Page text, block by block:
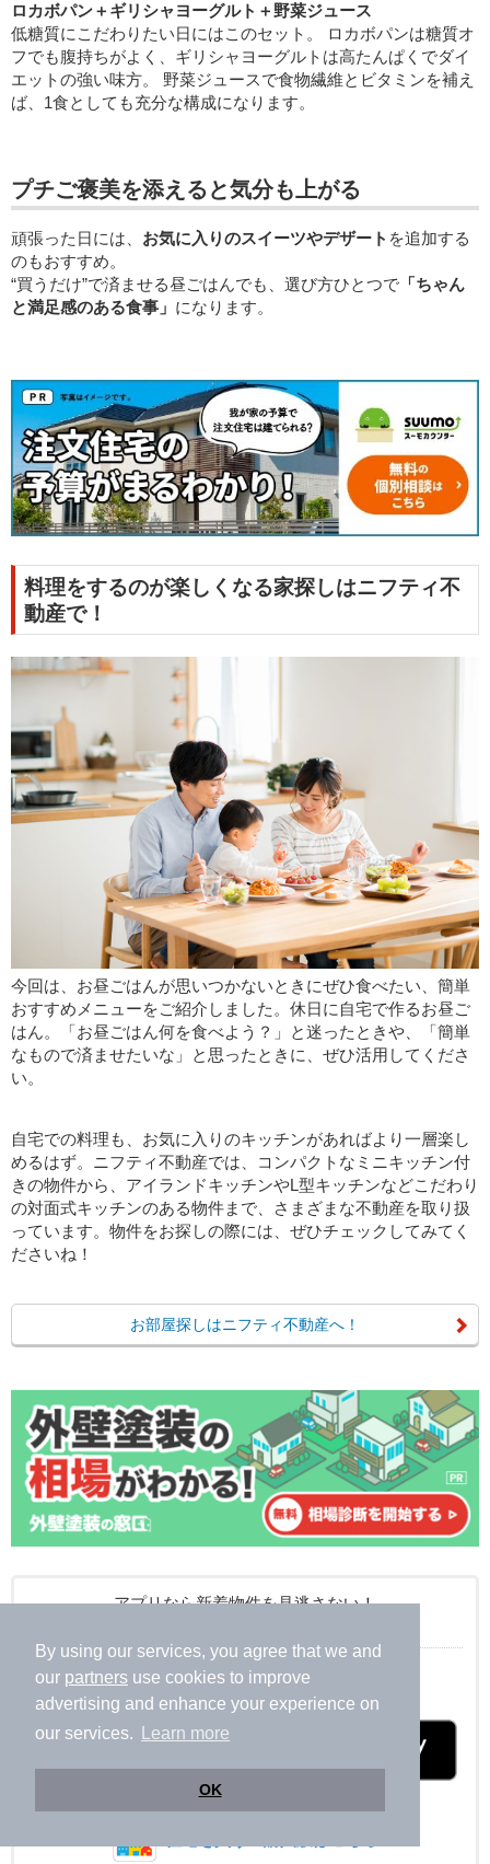
By using our services, you agree that we and
our partners use cookies to improve
advertising and enhance your experience on
our services.
Learn more
OK
ロカボパン＋ギリシャヨーグルト＋野菜ジュース
低糖質にこだわりたい日にはこのセット。 ロカボパンは糖質オ
フでも腹持ちがよく、ギリシャヨーグルトは高たんぱくでダイ
エットの強い味方。 野菜ジュースで食物繊維とビタミンを補え
ば、1食としても充分な構成になります。
プチご褒美を添えると気分も上がる
頑張った日には、 お気に入りのスイーツやデザート を追加する
のもおすすめ。
“買うだけ”で済ませる昼ごはんでも、選び方ひとつで 「ちゃん
と満足感のある食事」 になります。
料理をするのが楽しくなる家探しはニフティ不
動産で！
今回は、お昼ごはんが思いつかないときにぜひ食べたい、簡単
おすすめメニューをご紹介しました。休日に自宅で作るお昼ご
はん。「お昼ごはん何を食べよう？」と迷ったときや、「簡単
なもので済ませたいな」と思ったときに、ぜひ活用してくださ
い。
自宅での料理も、お気に入りのキッチンがあればより一層楽し
めるはず。ニフティ不動産では、コンパクトなミニキッチン付
きの物件から、アイランドキッチンやL型キッチンなどこだわり
の対面式キッチンのある物件まで、さまざまな不動産を取り扱
っています。物件をお探しの際には、ぜひチェックしてみてく
ださいね！
お部屋探しはニフティ不動産へ！
アプリなら新着物件を見逃さない！
部屋を借りる！賃貸版はこちら